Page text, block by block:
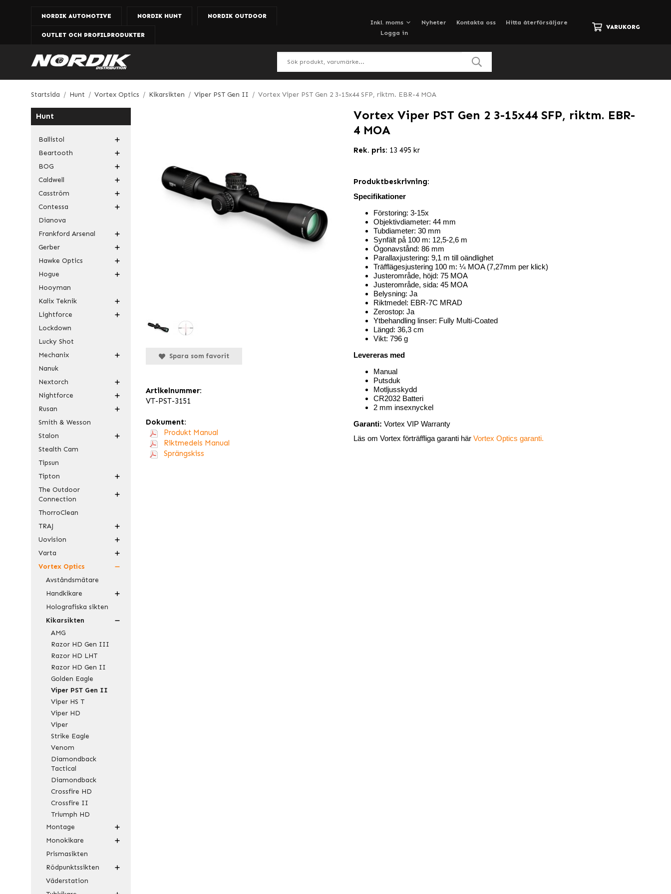
NORDIK AUTOMOTIVE NORDIK HUNT NORDIK OUTDOOR
OUTLET OCH PROFILPRODUKTER
Nyheter Kontakta oss
Hitta återförsäljare
Logga in
VARUKORG
Startsida / Hunt / Vortex Optics / Kikarsikten / Viper PST Gen II / Vortex Viper PST Gen 2 3-15x44 SFP, riktm. EBR-4 MOA
Hunt
Ballistol
Beartooth
BOG
Caldwell
Casström
Contessa
Dianova
Frankford Arsenal
Gerber
Hawke Optics
Hogue
Hooyman
Kalix Teknik
Lightforce
Lockdown
Lucky Shot
Mechanix
Nanuk
Nextorch
Nightforce
Rusan
Smith & Wesson
Stalon
Stealth Cam
Tipsun
Tipton
The Outdoor
Connection
ThorroClean
TRAJ
Uovision
Varta
Vortex Optics
Avståndsmätare
Handkikare
Holografiska sikten
Kikarsikten
AMG
Razor HD Gen III
Razor HD LHT
Razor HD Gen II
Golden Eagle
Viper PST Gen II
Viper HS T
Viper HD
Viper
Strike Eagle
Venom
Diamondback
Tactical
Diamondback
Crossfire HD
Crossfire II
Triumph HD
Montage
Monokikare
Prismasikten
Rödpunktssikten
Väderstation
Vortex Viper PST Gen 2 3-15x44 SFP, riktm. EBR-
4 MOA
Rek. pris: 13 495 kr
Produktbeskrivning:
Specifikationer
Förstoring: 3-15x
Objektivdiameter: 44 mm
Tubdiameter: 30 mm
Synfält på 100 m: 12,5-2,6 m
Ögonavstånd: 86 mm
Parallaxjustering: 9,1 m till oändlighet
Träfflägesjustering 100 m: ¼ MOA (7,27mm per klick)
Justerområde, höjd: 75 MOA
Justerområde, sida: 45 MOA
Belysning: Ja
Riktmedel: EBR-7C MRAD
Zerostop: Ja
Ytbehandling linser: Fully Multi-Coated
Längd: 36,3 cm
Vikt: 796 g
Levereras med
Manual
Putsduk
Motljusskydd
CR2032 Batteri
2 mm insexnyckel
Garanti: Vortex VIP Warranty
Läs om Vortex förträffliga garanti här Vortex Optics garanti.
Spara som favorit
Artikelnummer:
VT-PST-3151
Dokument:
Produkt Manual
Riktmedels Manual
Sprängskiss